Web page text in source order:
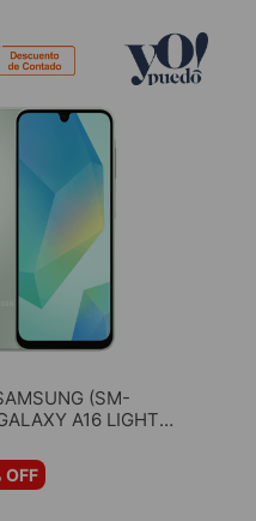
(SM-
A16 LIGHT
OFF